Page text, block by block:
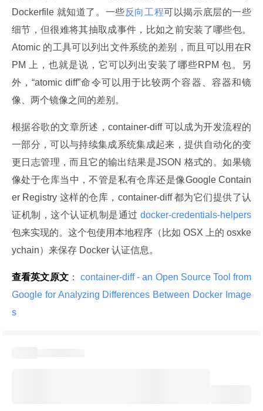
Dockerfile 就知道了。一些反向工程可以揭示底层的一些
细节，但很难将其抽取成事件，比如之前安装了哪些包。
Atomic 的工具可以列出文件系统的差别，而且可以用在R
PM 上，也就是说，它可以列出安装了哪些RPM 包。另
外，“atomic diff”命令可以用于比较两个容器、容器和镜
像、两个镜像之间的差别。
根据谷歌的文章所述，container-diff 可以成为开发流程的
一部分，可以与持续集成系统集成起来，提供自动化的变
更日志管理，而且它的输出结果是JSON 格式的。如果镜
像处于仓库当中，不管是私有仓库还是像Google Contain
er Registry 这样的仓库，container-diff 都为它们提供了认
证机制，这个认证机制是通过
包来实现的。这个包使用本地程序（比如 OSX 上的 osxke
ychain）来保存 Docker 认证信息。
查看英文原文：
container-diff - an Open Source Tool from
Google for Analyzing Differences Between Docker Image
s